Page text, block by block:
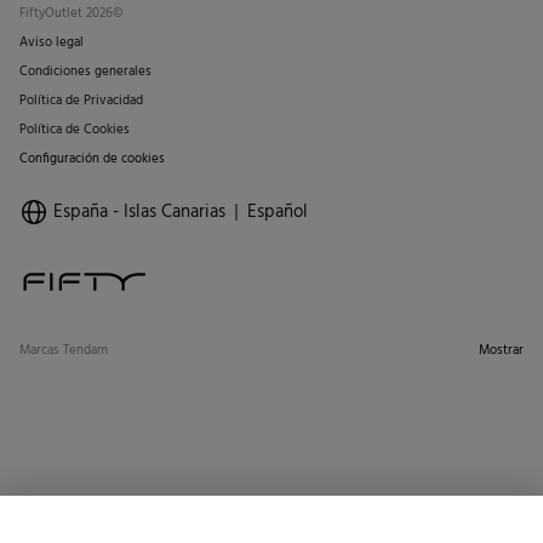
FiftyOutlet 2026©
Aviso legal
Condiciones generales
Política de Privacidad
Política de Cookies
Configuración de cookies
España - Islas Canarias Español
Marcas Tendam Mostrar